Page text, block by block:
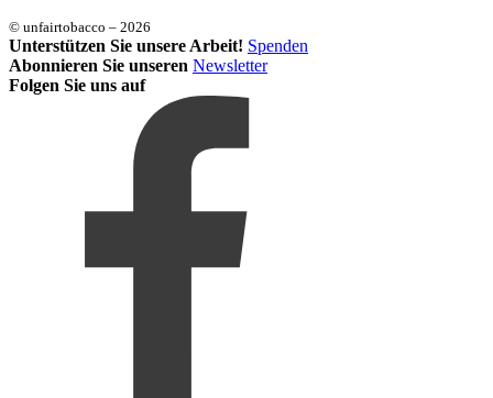
© unfairtobacco – 2026
Unterstützen Sie unsere Arbeit! Spenden
Abonnieren Sie unseren Newsletter
Folgen Sie uns auf